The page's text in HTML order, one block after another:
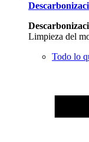
Limpieza del
Todo lo